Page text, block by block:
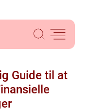
Guide til at